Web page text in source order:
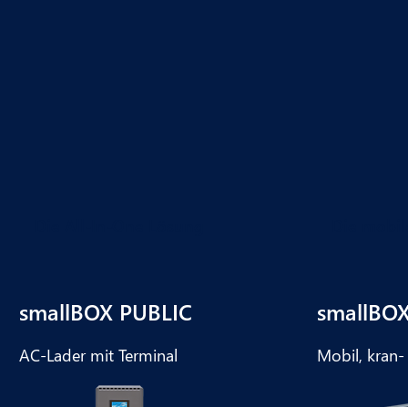
smallBOX PUBLIC
AC-Lader mit Terminal Mobil,